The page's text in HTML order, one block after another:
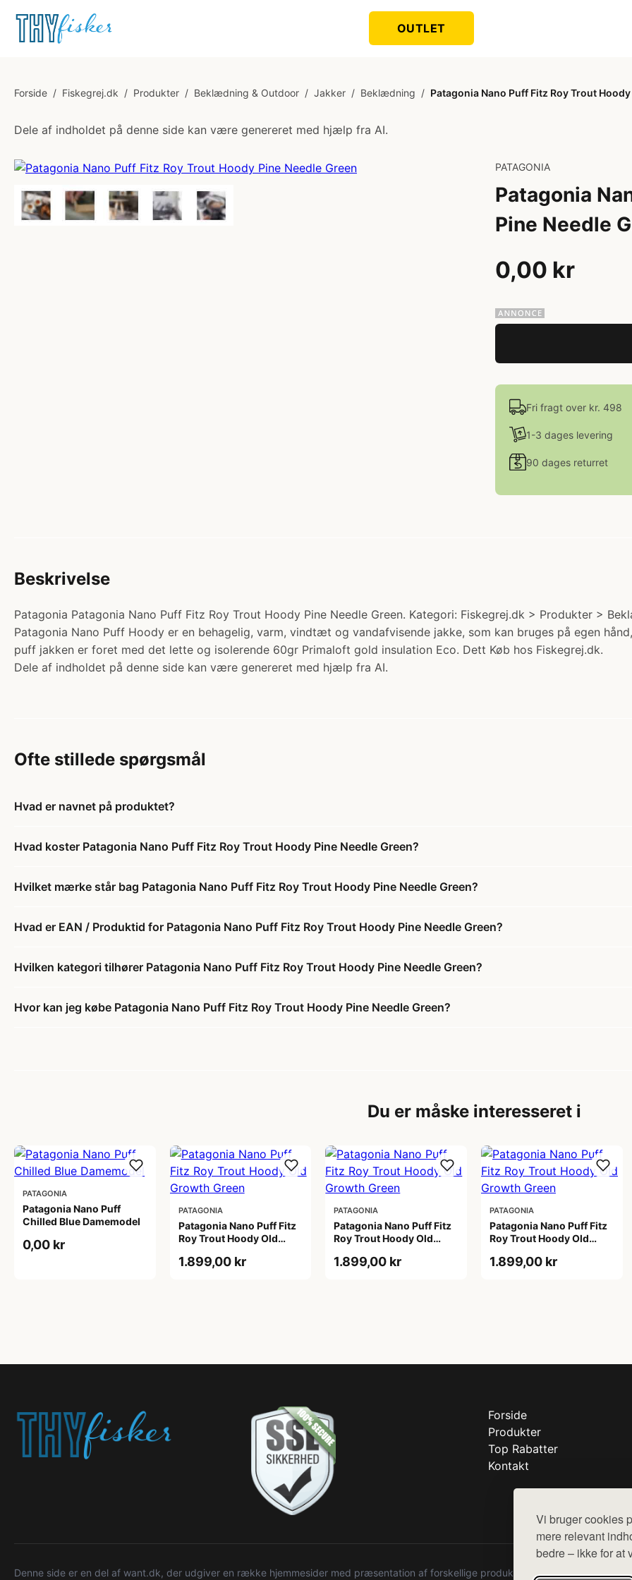
Vi bruger cookies
mere relevant
bedre – ikke for at
OUTLET
Forside / Fiskegrej.dk / Produkter / Beklædning & Outdoor / Jakker / Beklædning / Patagonia Nano Puff Fitz Roy Trout
Dele af indholdet på denne side kan være genereret med hjælp fra AI.
PATAGONIA
Patagonia
Pine Needle
0,00 kr
Fri fragt over kr. 498
1-3 dages levering
90 dages returret
Beskrivelse
Patagonia Patagonia Nano Puff Fitz Roy Trout Hoody Pine Needle Green. Kategori: Fiskegrej.dk > Produkter >
Patagonia Nano Puff Hoody er en behagelig, varm, vindtæt og vandafvisende jakke, som kan bruges på egen
puff jakken er foret med det lette og isolerende 60gr Primaloft gold insulation Eco. Dett Køb hos Fiskegrej.dk.
Dele af indholdet på denne side kan være genereret med hjælp fra AI.
Ofte stillede spørgsmål
Hvad er navnet på produktet?
Hvad koster Patagonia Nano Puff Fitz Roy Trout Hoody Pine Needle Green?
Hvilket mærke står bag Patagonia Nano Puff Fitz Roy Trout Hoody Pine Needle Green?
Hvad er EAN / Produktid for Patagonia Nano Puff Fitz Roy Trout Hoody Pine Needle Green?
Hvilken kategori tilhører Patagonia Nano Puff Fitz Roy Trout Hoody Pine Needle Green?
Hvor kan jeg købe Patagonia Nano Puff Fitz Roy Trout Hoody Pine Needle Green?
Du er måske interesseret i
PATAGONIA
Patagonia Nano Puff
Chilled Blue Damemodel
0,00 kr
PATAGONIA
Patagonia Nano Puff Fitz
Roy Trout Hoody Old
1.899,00 kr
PATAGONIA
Patagonia Nano Puff Fitz
Roy Trout Hoody Old
1.899,00 kr
PATAGONIA
Patagonia Nano Puff Fitz
Roy Trout Hoody Old
1.899,00 kr
Forside
Produkter
Top Rabatter
Kontakt
Denne side er en del af want.dk, der udgiver en række hjemmesider med præsentation af forskellige produkter fra diverse